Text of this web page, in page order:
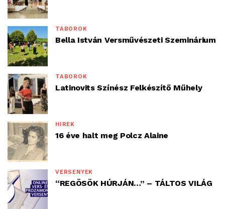
TÁBOROK
Bella István Versművészeti Szeminárium
TÁBOROK
Latinovits Színész Felkészítő Műhely
HÍREK
16 éve halt meg Polcz Alaine
VERSENYEK
“REGÖSÖK HÚRJÁN…” – TÁLTOS VILÁG